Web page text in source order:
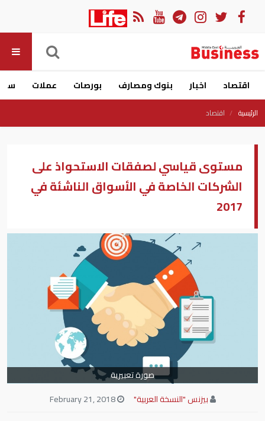
اقتصاد اخبار بنوك ومصارف بورصات عملات
الرئيسية اقتصاد
مستوى قياسي لصفقات الاستحواذ على
الشركات الخاصة في الأسواق الناشئة في
2017
صورة تعبيرية
بيزنس "النسخة العربية"
February 21, 2018